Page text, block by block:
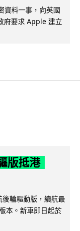
資料一事，向英國
府要求 Apple 建立
版抵港
輪驅動版，續航最
本。新車即日起於